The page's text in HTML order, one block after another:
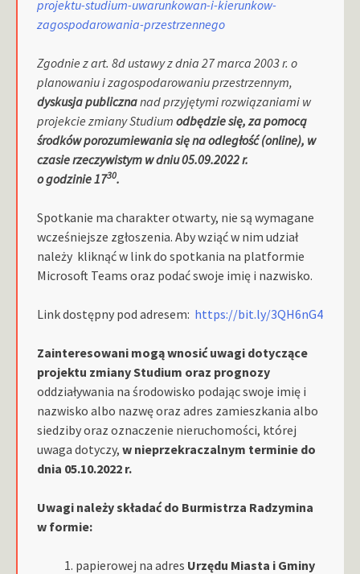
projektu-studium-uwarunkowan-i-kierunkow-
zagospodarowania-przestrzennego
Zgodnie z art. 8d ustawy z dnia 27 marca 2003 r. o
planowaniu i zagospodarowaniu przestrzennym,
dyskusja publicznanad przyjętymi rozwiązaniami w
projekcie zmiany Studium odbędzie się, za pomocą
środków porozumiewania się na odległość (online), w
czasie rzeczywistym w dniu 05.09.2022 r.
o godzinie1730.
Spotkanie ma charakter otwarty, nie są wymagane
wcześniejsze zgłoszenia. Aby wziąć w nim udział
należy kliknąć w link do spotkania na platformie
Microsoft Teams oraz podać swoje imię i nazwisko.
Link dostępny pod adresem: https://bit.ly/3QH6nG4
Zainteresowani mogą wnosić uwagi dotyczące
projektu zmiany Studium oraz prognozy
oddziaływania na środowisko podając swoje imię i
nazwisko albo nazwę oraz adres zamieszkania albo
siedziby oraz oznaczenie nieruchomości, której
uwaga dotyczy, w nieprzekraczalnym terminie do
dnia 05.10.2022 r.
Uwagi należy składać do Burmistrza Radzymina
w formie:
papierowej na adres Urzędu Miasta i Gminy